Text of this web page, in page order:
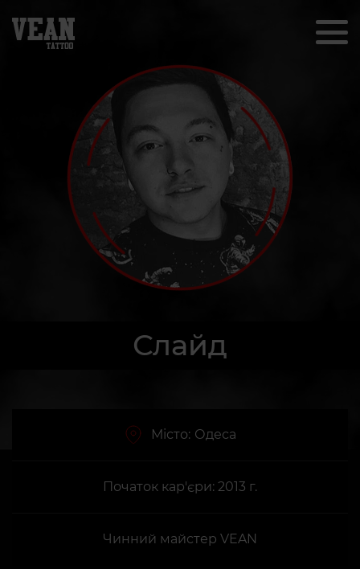
Слайд
Місто: Одеса
Початок кар'єри: 2013 г.
Чинний майстер VEAN